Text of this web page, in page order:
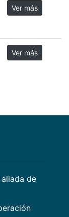
Ver más
Ver más
de